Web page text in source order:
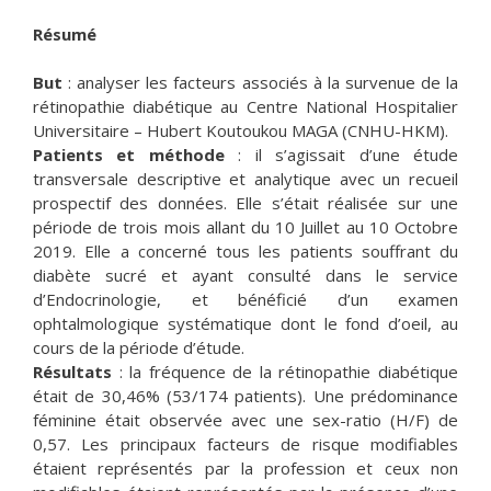
Résumé
But : analyser les facteurs associés à la survenue de la
rétinopathie diabétique au Centre National Hospitalier
Universitaire – Hubert Koutoukou MAGA (CNHU-HKM).
Patients et méthode: il s’agissait d’une étude
transversale descriptive et analytique avec un recueil
prospectif des données. Elle s’était réalisée sur une
période de trois mois allant du 10 Juillet au 10 Octobre
2019. Elle a concerné tous les patients souffrant du
diabète sucré et ayant consulté dans le service
d’Endocrinologie, et bénéficié d’un examen
ophtalmologique systématique dont le fond d’oeil, au
cours de la période d’étude.
Résultats : la fréquence de la rétinopathie diabétique
était de 30,46% (53/174 patients). Une prédominance
féminine était observée avec une sex-ratio (H/F) de
0,57. Les principaux facteurs de risque modifiables
étaient représentés par la profession et ceux non